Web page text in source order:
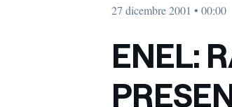
27 dicembre 2001 • 00:00
ENEL: